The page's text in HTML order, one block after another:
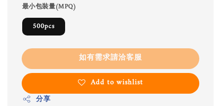
最小包裝量(MPQ)
500pcs
如有需求請洽客服
Add to wishlist
分享